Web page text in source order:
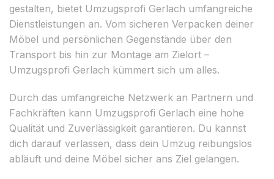
gestalten, bietet Umzugsprofi Gerlach umfangreiche
Dienstleistungen an. Vom sicheren Verpacken deiner
Möbel und persönlichen Gegenstände über den
Transport bis hin zur Montage am Zielort –
Umzugsprofi Gerlach kümmert sich um alles.
Durch das umfangreiche Netzwerk an Partnern und
Fachkräften kann Umzugsprofi Gerlach eine hohe
Qualität und Zuverlässigkeit garantieren. Du kannst
dich darauf verlassen, dass dein Umzug reibungslos
abläuft und deine Möbel sicher ans Ziel gelangen.